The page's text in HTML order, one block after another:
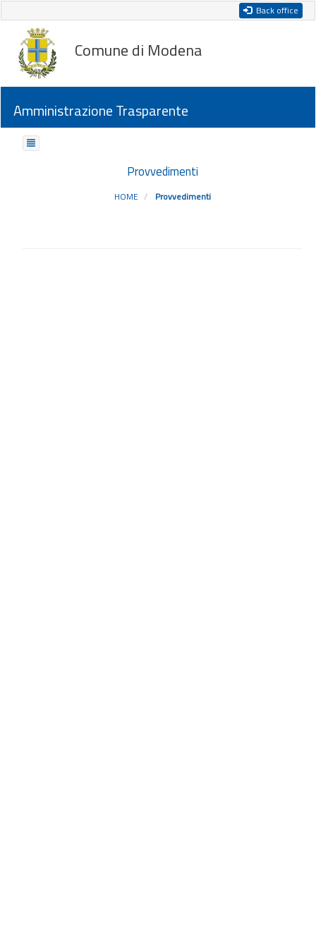
Back office
Comune di Modena
Amministrazione Trasparente
Provvedimenti
HOME Provvedimenti